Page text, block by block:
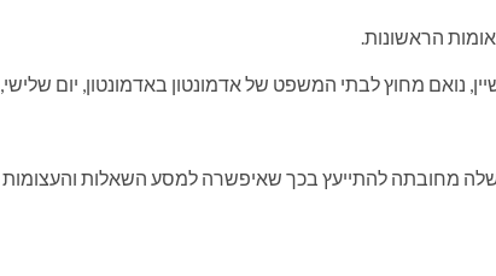
הראשונות.
מחוץ לבתי המשפט של אדמונטון באדמונטון, יום שלישי, 7 באפריל, 2026.